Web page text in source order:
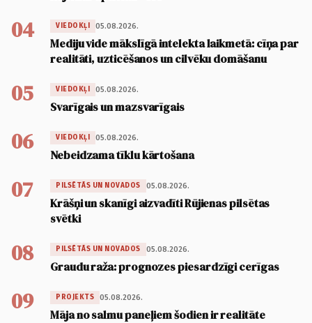
04 VIEDOKĻI 05.08.2026.
Mediju vide mākslīgā intelekta laikmetā: cīņa par
realitāti, uzticēšanos un cilvēku domāšanu
05 VIEDOKĻI 05.08.2026.
Svarīgais un mazsvarīgais
06 VIEDOKĻI 05.08.2026.
Nebeidzama tīklu kārtošana
07 PILSĒTĀS UN NOVADOS 05.08.2026.
Krāšņi un skanīgi aizvadīti Rūjienas pilsētas
svētki
08 PILSĒTĀS UN NOVADOS 05.08.2026.
Graudu raža: prognozes piesardzīgi cerīgas
09 PROJEKTS 05.08.2026.
Māja no salmu paneļiem šodien ir realitāte